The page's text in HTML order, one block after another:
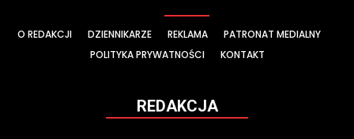
O REDAKCJI DZIENNIKARZE REKLAMA
PATRONAT MEDIALNY
POLITYKA PRYWATNOŚCI
KONTAKT
REDAKCJA